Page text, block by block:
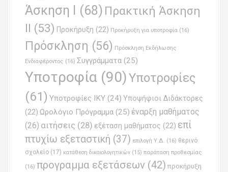
Άσκηση Ι
(68) Πρακτική Άσκηση
ΙΙ (53) Προκήρυξη (22) Προκήρυξη για υποτροφία (16)
Πρόσκληση (56) Πρόσκληση Εκδήλωσης
Ενδιαφέροντος (16) Συγγράμματα (25)
Υποτροφία (90)Υποτροφίες
(61) Υποτροφίες ΙΚΥ (24) Υποψήφιοι Διδάκτορες
(22) Ωρολόγιο Πρόγραμμα (25) έναρξη μαθήματος
(26) αιτήσεις (28) εξέταση μαθήματος (22) επί
πτυχίω εξεταστική (37) επιλογή Υ.Δ. (16) θερινό
σχολείο (17) κατάθεση δικαιολογητικών (15) παράταση προθεσμίας
(16) προγραμμα εξετάσεων (42) προκήρυξη